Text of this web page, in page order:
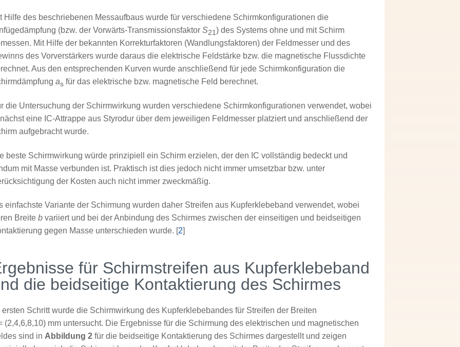
Hilfe des beschriebenen Messaufbaus wurde für verschiedene Schirmkonfigurationen die
(bzw. der Vorwärts-TransmissionsfaktorS21) des Systems ohne und mit Schirm
Mit Hilfe der bekannten Korrekturfaktoren (Wandlungsfaktoren) der Feldmesser und des
des Vorverstärkers wurde daraus die elektrische Feldstärke bzw. die magnetische Flussdichte
Aus den entsprechenden Kurven wurde anschließend für jede Schirmkonfiguration die
as für das elektrische bzw. magnetische Feld berechnet.
die Untersuchung der Schirmwirkung wurden verschiedene Schirmkonfigurationen verwendet, wobei
eine IC-Attrappe aus Styrodur über dem jeweiligen Feldmesser platziert und anschließend der
aufgebracht wurde.
beste Schirmwirkung würde prinzipiell ein Schirm erzielen, der den IC vollständig bedeckt und
mit Masse verbunden ist. Praktisch ist dies jedoch nicht immer umsetzbar bzw. unter
der Kosten auch nicht immer zweckmäßig.
einfachste Variante der Schirmung wurden daher Streifen aus Kupferklebeband verwendet, wobei
Breiteb variiert und bei der Anbindung des Schirmes zwischen der einseitigen und beidseitigen
gegen Masse unterschieden wurde. [2
für Schirmstreifen aus Kupferklebeband
die beidseitige Kontaktierung des Schirmes
ersten Schritt wurde die Schirmwirkung des Kupferklebebandes für Streifen der Breiten
(2,4,6,8,10) mm untersucht. Die Ergebnisse für die Schirmung des elektrischen und magnetischen
sind in Abbildung 2 für die beidseitige Kontaktierung des Schirmes dargestellt und zeigen